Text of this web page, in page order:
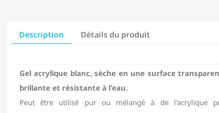
Description Détails du produit
Gel acrylique blanc, sèche en une surface
brillante et résistante à l'eau.
Peut être utilisé pur ou mélangé à de l'acrylique